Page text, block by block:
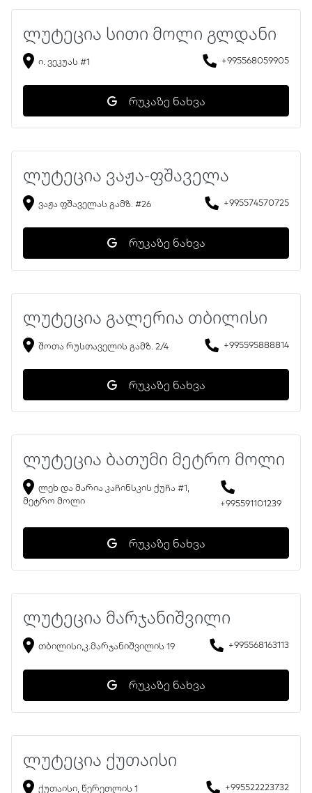
ლუტეცია სითი მოლი გლდანი
ი. ვეკუას #1 +995568059905
რუკაზე ნახვა
ლუტეცია ვაჟა-ფშაველა
ვაჟა ფშაველას გამზ. #26 +995574570725
რუკაზე ნახვა
ლუტეცია გალერია თბილისი
შოთა რუსთაველის გამზ. 2/4 +995595888814
რუკაზე ნახვა
ლუტეცია ბათუმი მეტრო მოლი
ლეხ და მარია კაჩინსკის ქუჩა #1,
მეტრო მოლი
+995591101239
რუკაზე ნახვა
ლუტეცია მარჯანიშვილი
თბილისი,კ.მარჯანიშვილის 19 +995568163113
რუკაზე ნახვა
ლუტეცია ქუთაისი
ქუთაისი, წერეთლის 1 +995522223732